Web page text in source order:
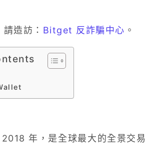
造訪： Bitget 反詐騙中心 。
年，是全球最大的全景交易